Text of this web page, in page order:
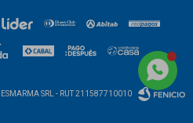
SRL - RUT 211587710010